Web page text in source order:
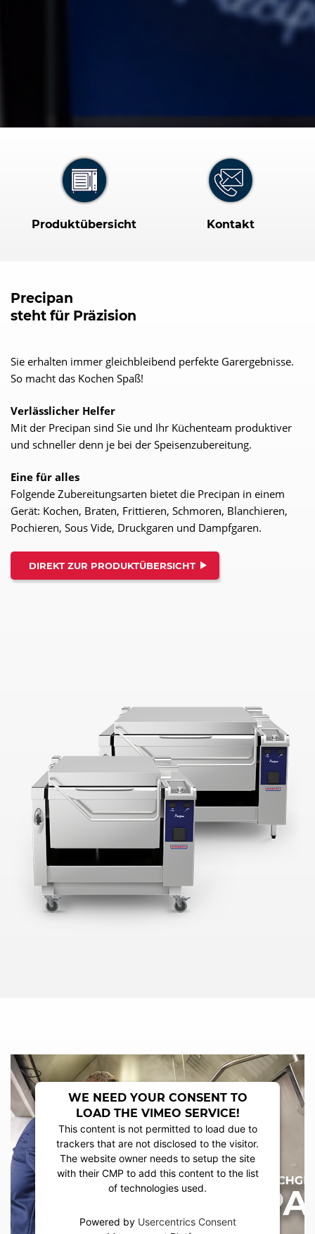
Produktübersicht Kontakt
Precipan
steht für Präzision
Sie erhalten immer gleichbleibend perfekte Garergebnisse.
So macht das Kochen Spaß!
Verlässlicher Helfer
Mit der Precipan sind Sie und Ihr Küchenteam produktiver
und schneller denn je bei der Speisenzubereitung.
Eine für alles
Folgende Zubereitungsarten bietet die Precipan in einem
Gerät: Kochen, Braten, Frittieren, Schmoren, Blanchieren,
Pochieren, Sous Vide, Druckgaren und Dampfgaren.
DIREKT ZUR PRODUKTÜBERSICHT
WE NEED YOUR CONSENT TO
LOAD THE VIMEO SERVICE!
This content is not permitted to load due to
trackers that are not disclosed to the visitor.
The website owner needs to setup the site
with their CMP to add this content to the list
of technologies used.
Powered by Usercentrics Consent